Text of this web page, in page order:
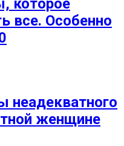
которое
все. Особенно
неадекватного
женщине